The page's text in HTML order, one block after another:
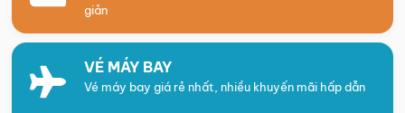
giản
VÉ MÁY BAY
Vé máy bay giá rẻ nhất, nhiều khuyến mãi hấp dẫn